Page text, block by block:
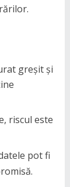
greșit și
riscul este
pot fi